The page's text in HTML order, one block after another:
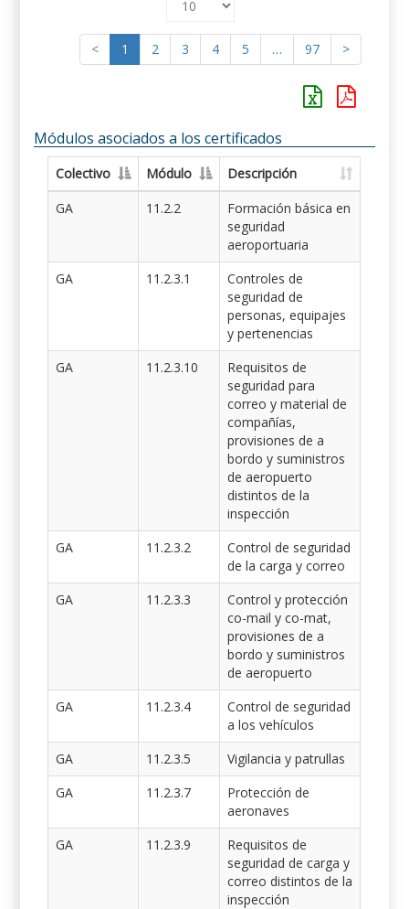
< 1 2 3 4 5 … 97 >
Módulos asociados a los certificados
Colectivo Módulo
Descripción
GA
11.2.2
Formación básica en
seguridad
aeroportuaria
GA
11.2.3.1
Controles de
seguridad de
personas, equipajes
y pertenencias
GA
11.2.3.10
Requisitos de
seguridad para
correo y material de
compañías,
provisiones de a
bordo y suministros
de aeropuerto
distintos de la
inspección
GA
11.2.3.2
Control de seguridad
de la carga y correo
GA
11.2.3.3
Control y protección
co-mail y co-mat,
provisiones de a
bordo y suministros
de aeropuerto
GA
11.2.3.4
Control de seguridad
a los vehículos
GA
11.2.3.5
Vigilancia y patrullas
GA
11.2.3.7
Protección de
aeronaves
GA
11.2.3.9
Requisitos de
seguridad de carga y
correo distintos de la
inspección